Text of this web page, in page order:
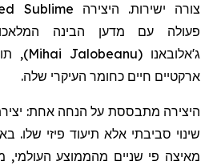
צורה ישירות. היצירה Sublime
פעולה עם מדען הבינה
ג'אלובאנו (
Mihai Jalobeanu
)
,
ארקטיים חיים כחומר העיקרי שלה.
היצירה מתבססת על הנחה אחת:
שינוי סביבתי אלא תיעוד פיזי שלו.
מאיצה פי שניים מהממוצע